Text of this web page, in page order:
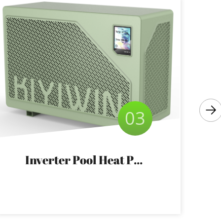
Inverter Pool Heat Pump KW-HP-01
03